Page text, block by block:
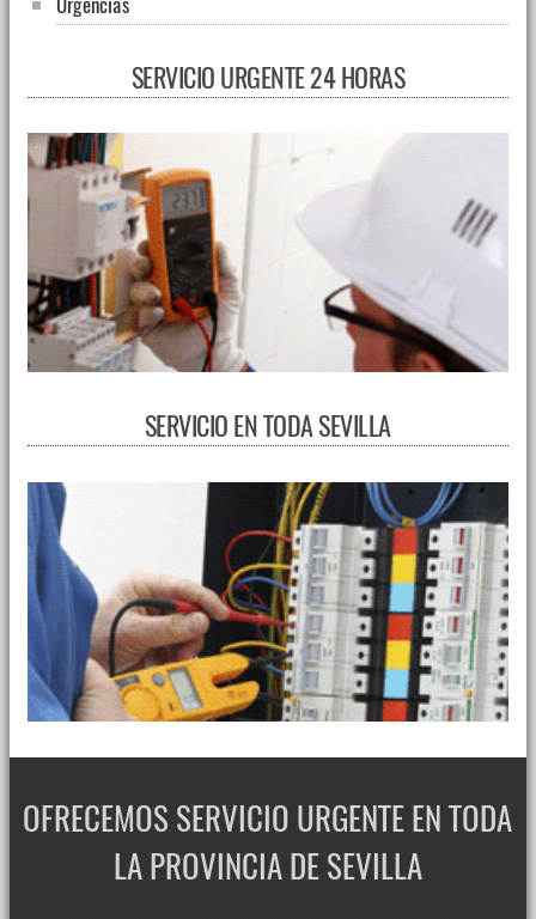
SERVICIO URGENTE 24 HORAS
SERVICIO EN TODA SEVILLA
OFRECEMOS SERVICIO URGENTE EN TODA
LA PROVINCIA DE SEVILLA